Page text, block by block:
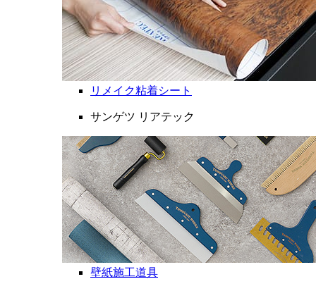
リメイク粘着シート
サンゲツ リアテック
壁紙施工道具